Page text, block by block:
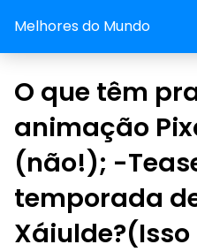
Melhores do Mundo
O que têm
animação
(não!); -
temporada